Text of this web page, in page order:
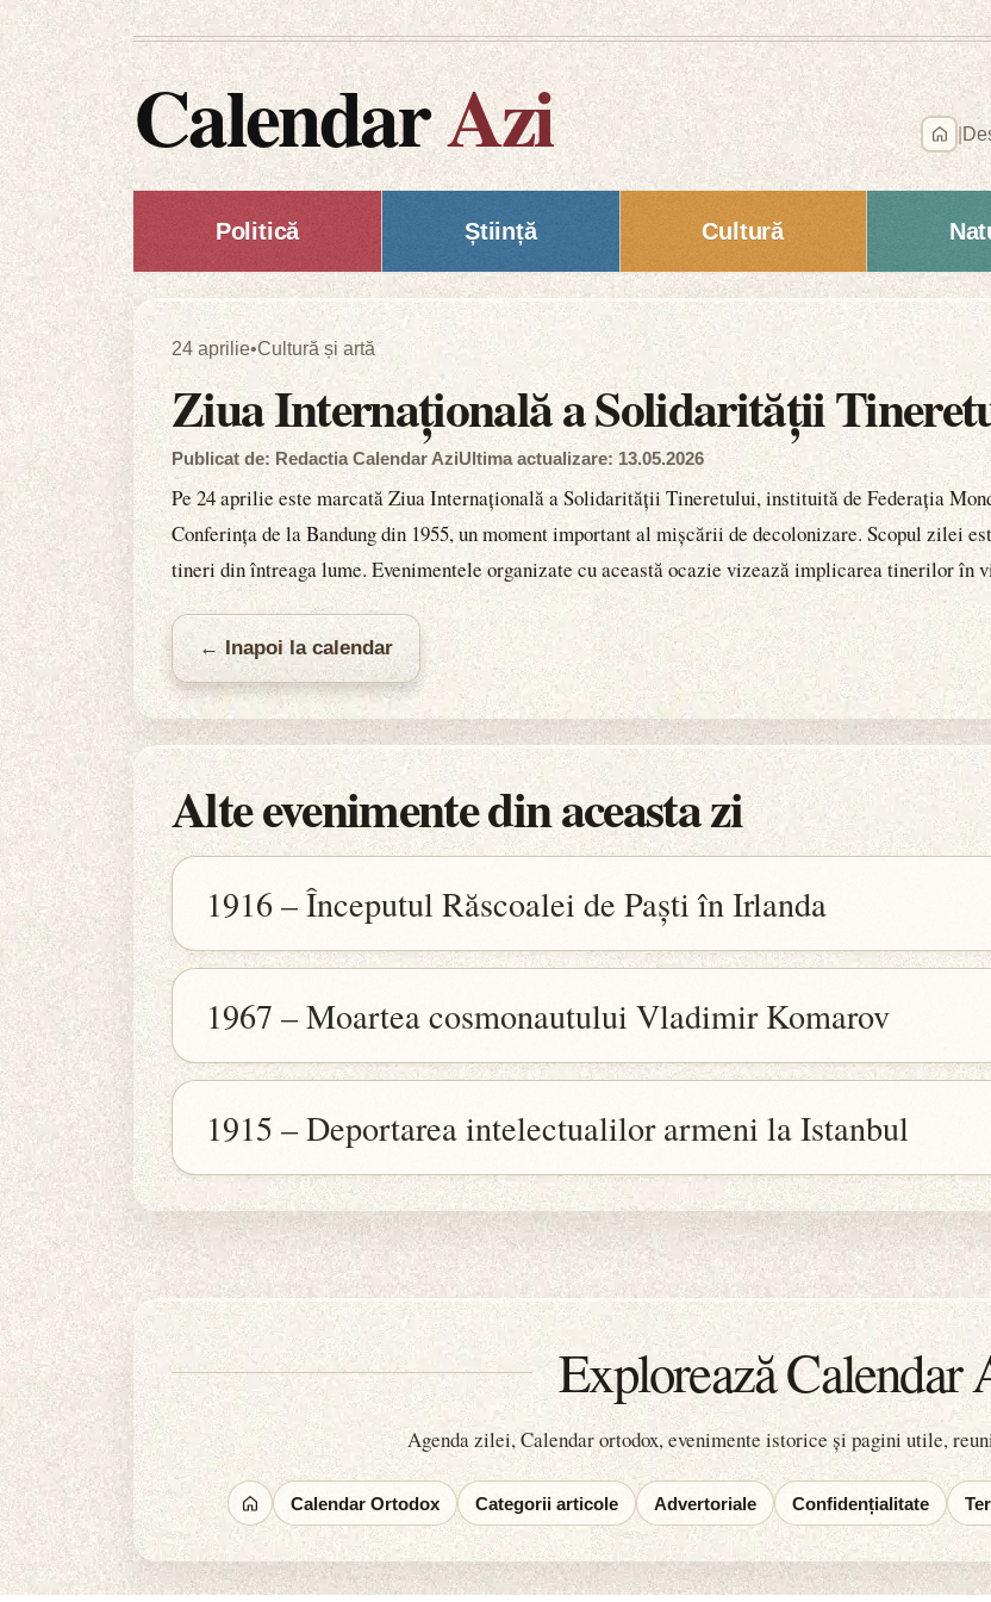
CalendarAzi
Politică Știință Cultură
24 aprilie•Cultură și artă
Ziua Internațională a Solidarității
Publicat de: Redactia Calendar AziUltima actualizare: 13.05.2026
Pe 24 aprilie este marcată Ziua Internațională a Solidarității Tineretului, instituită de Federația
Conferința de la Bandung din 1955, un moment important al mișcării de decolonizare. Scopul zilei
tineri din întreaga lume. Evenimentele organizate cu această ocazie vizează implicarea tinerilor în
← Inapoi la calendar
Alte evenimente din aceasta zi
1916 – Începutul Răscoalei de Paști în Irlanda
1967 – Moartea cosmonautului Vladimir Komarov
1915 – Deportarea intelectualilor armeni la Istanbul
Explorează Calendar
Agenda zilei, Calendar ortodox, evenimente istorice și pagini utile,
Calendar Ortodox Categorii articole Advertoriale Confidențialitate